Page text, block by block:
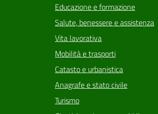
Educazione e formazione
Salute, benessere e assistenza
Vita lavorativa
Mobilità e trasporti
Catasto e urbanistica
Anagrafe e stato civile
Turismo